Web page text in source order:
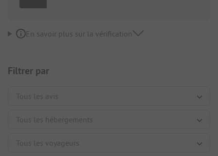
En savoir plus sur la vérification
Filtrer par